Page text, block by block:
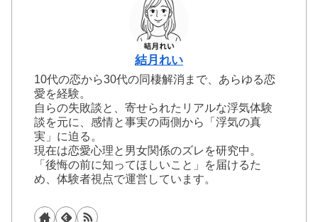
結月れい
10代の恋から30代の同棲解消まで、あらゆる恋
愛を経験。
自らの失敗談と、寄せられたリアルな浮気体験
談を元に、感情と事実の両側から「浮気の真
実」に迫る。
現在は恋愛心理と男女関係のズレを研究中。
「後悔の前に知ってほしいこと」を届けるた
め、体験者視点で運営しています。